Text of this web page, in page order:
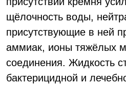
щёлочность воды,
присутствующие в ней
аммиак, ионы тяжёлых
соединения. Жидкость
бактерицидной и